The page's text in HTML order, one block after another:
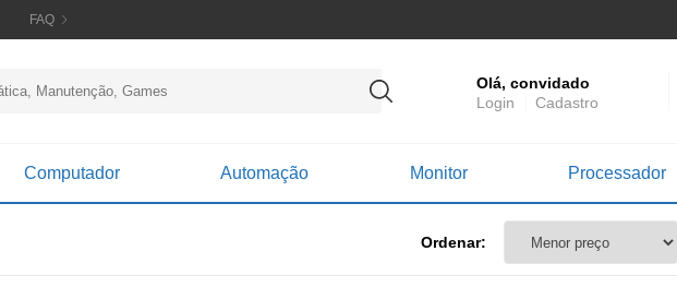
FAQ
Olá, convidado
Login
Cadastro
Computador Automação Monitor Processador
Ordenar: